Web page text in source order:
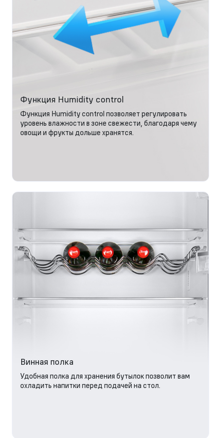
Функция Humidity control
Функция Humidity control позволяет регулировать
уровень влажности в зоне свежести, благодаря чему
овощи и фрукты дольше хранятся.
Винная полка
Удобная полка для хранения бутылок позволит вам
охладить напитки перед подачей на стол.